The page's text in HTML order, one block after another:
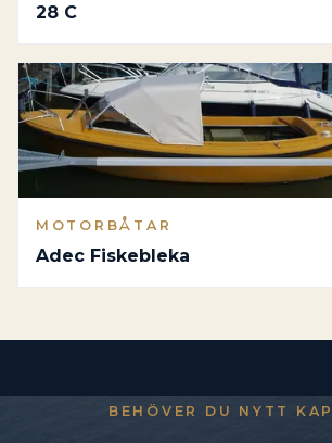
28 C
MOTORBÅTAR
Adec Fiskebleka
BEHÖVER DU NYTT